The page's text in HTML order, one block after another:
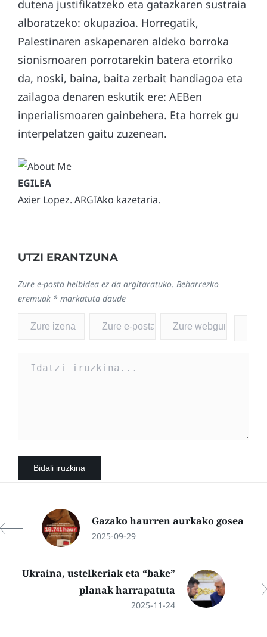
dutena justifikatzeko eta gatazkaren sustraia
alboratzeko: okupazioa. Horregatik,
Palestinaren askapenaren aldeko borroka
sionismoaren porrotarekin batera etorriko
da, noski, baina, baita zerbait handiagoa eta
zailagoa denaren eskutik ere: AEBen
inperialismoaren gainbehera. Eta horrek gu
interpelatzen gaitu zuzenean.
Axier Lopez. ARGIAko kazetaria.
UTZI ERANTZUNA
Zure e-posta helbidea ez da argitaratuko. Beharrezko
eremuak * markatuta daude
Gazako haurren aurkako gosea
2025-09-29
Ukraina, ustelkeriak eta “bake”
planak harrapatuta
2025-11-24